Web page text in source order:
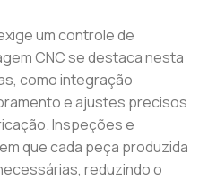
um controle de
CNC se destaca nesta
como integração
e ajustes precisos
Inspeções e
que cada peça produzida
reduzindo o